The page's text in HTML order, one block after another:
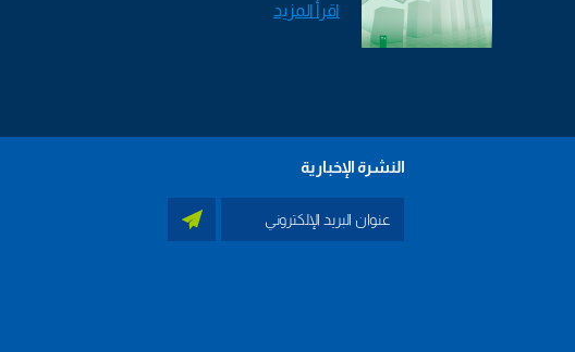
اقرأ المزيد
النشرة الإخبارية